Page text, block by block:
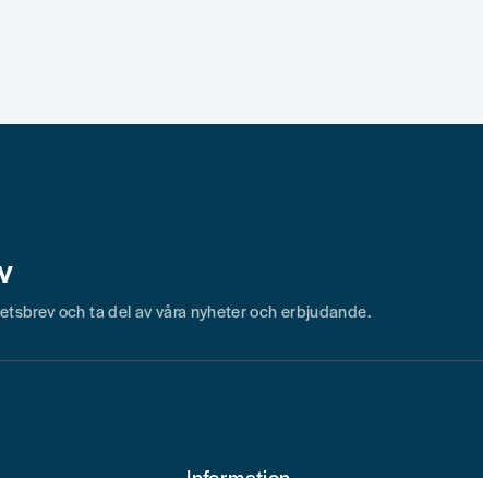
och ta del av våra nyheter och erbjudande.